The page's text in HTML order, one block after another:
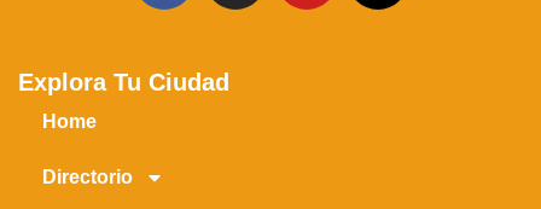
Explora Tu Ciudad
Home
Directorio